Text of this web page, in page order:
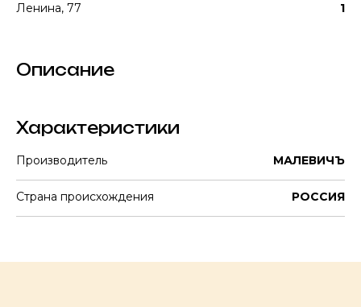
Ленина, 77 1
Описание
Характеристики
Производитель МАЛЕВИЧЪ
Страна происхождения РОССИЯ